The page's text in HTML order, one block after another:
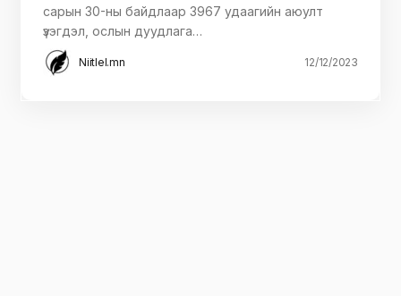
сарын 30-ны байдлаар 3967 удаагийн аюулт
үзэгдэл, ослын дуудлага…
Niitlel.mn 12/12/2023